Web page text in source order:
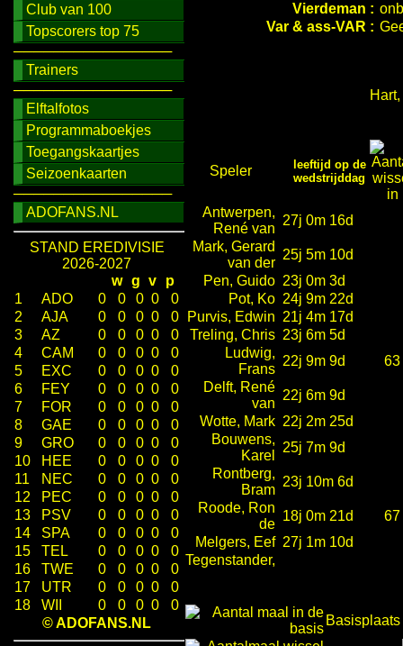
Club van 100
Topscorers top 75
────────────────
Trainers
────────────────
Elftalfotos
Programmaboekjes
Toegangskaartjes
Seizoenkaarten
────────────────
ADOFANS.NL
STAND EREDIVISIE
2026-2027
w g v
p
1
ADO 0 0 0 0
0
2
AJA 0 0 0 0
0
3
AZ 0 0 0 0
0
4
CAM 0 0 0 0
0
5
EXC 0 0 0 0
0
6
FEY 0 0 0 0
0
7
FOR 0 0 0 0
0
8
GAE 0 0 0 0
0
9
GRO 0 0 0 0
0
10
HEE 0 0 0 0
0
11
NEC 0 0 0 0
0
12
PEC 0 0 0 0
0
13
PSV 0 0 0 0
0
14
SPA 0 0 0 0
0
15
TEL 0 0 0 0
0
16
TWE 0 0 0 0
0
17
UTR 0 0 0 0
0
18
WII 0 0 0 0
0
© ADOFANS.NL
Vierdeman :
Var & ass-VAR :
Speler
leeftijd op de
wedstrijddag
Antwerpen,
René van
27j 0m 16d
Mark, Gerard
van der
25j 5m 10d
Pen, Guido 23j 0m 3d
Pot, Ko 24j 9m 22d
Purvis, Edwin 21j 4m 17d
Treling, Chris 23j 6m 5d
Ludwig,
Frans
22j 9m 9d
63
Delft, René
van
22j 6m 9d
Wotte, Mark 22j 2m 25d
Bouwens,
Karel
25j 7m 9d
Rontberg,
Bram
23j 10m 6d
Roode, Ron
de
18j 0m 21d
67
Melgers, Eef 27j 1m 10d
Tegenstander,
Basisplaats